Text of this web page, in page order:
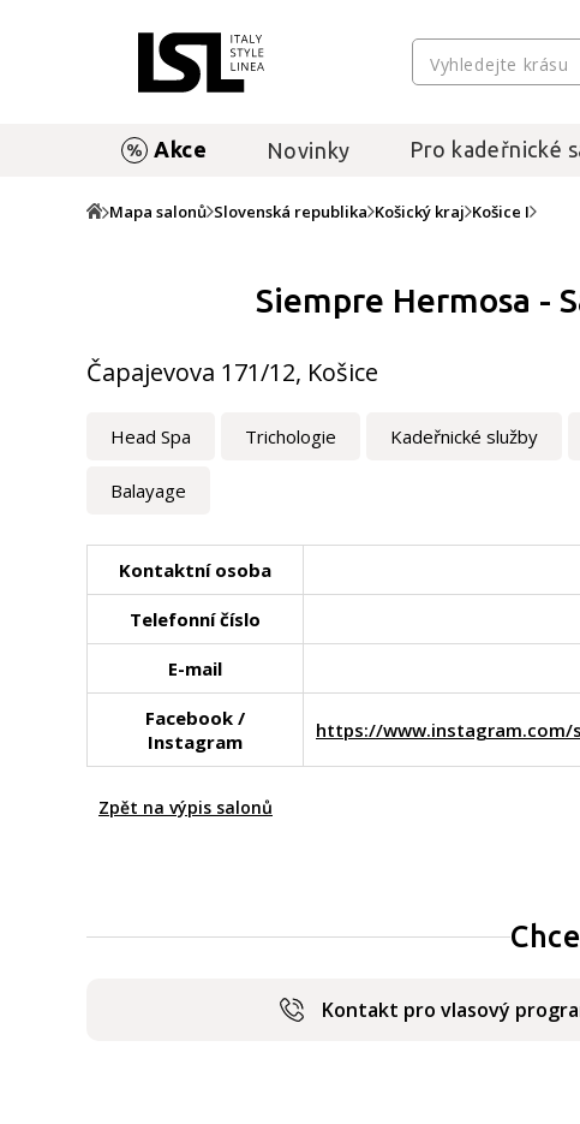
Akce Novinky Pro kadeřnické
Mapa salonů Slovenská republika Košický kraj Košice I
Siempre Hermosa -
Čapajevova 171/12, Košice
Head Spa Trichologie Kadeřnické služby
Balayage
Kontaktní osoba
Telefonní číslo
E-mail
Facebook /
Instagram
https://www.instagram.com/
Zpět na výpis salonů
Kontakt pro vlasový